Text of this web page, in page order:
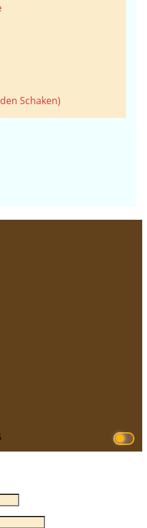
Schaken)